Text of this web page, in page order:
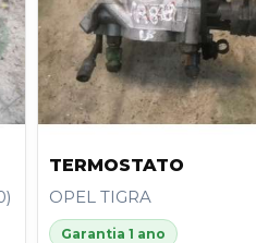
TERMOSTATO
OPEL TIGRA
Garantia 1 ano